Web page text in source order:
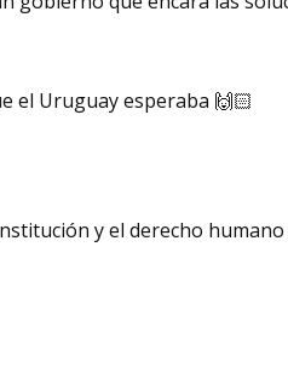
el Uruguay esperaba 🙌🏻
y el derecho humano